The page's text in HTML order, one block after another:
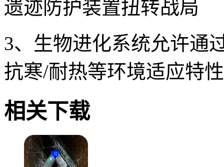
遗迹防护装置扭转战局
3、生物进化系统允许通
抗寒/耐热等环境适应特性
相关下载